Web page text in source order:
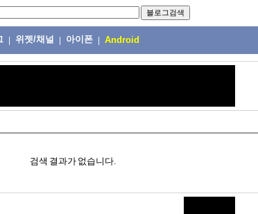
위젯/채널 아이폰 Android
검색 결과가 없습니다.